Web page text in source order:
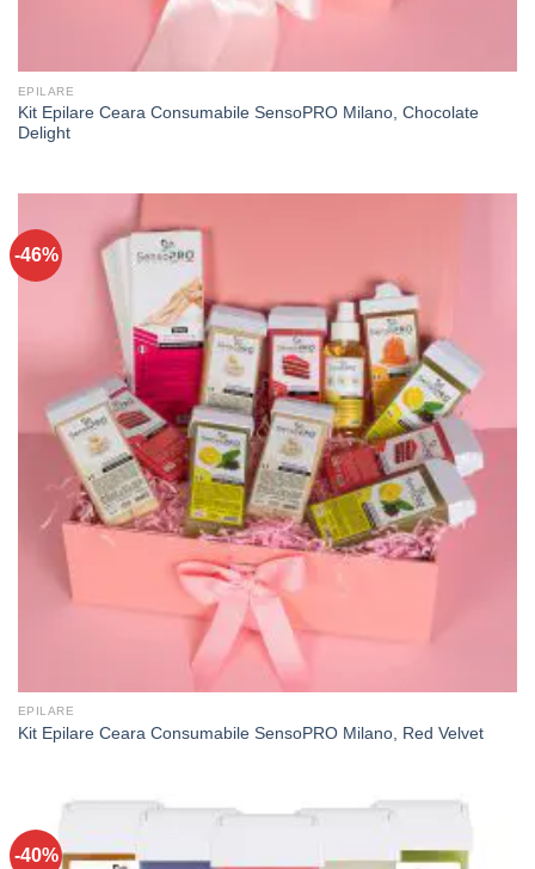
EPILARE
Kit Epilare Ceara Consumabile SensoPRO Milano, Chocolate
Delight
-46%
EPILARE
Kit Epilare Ceara Consumabile SensoPRO Milano, Red Velvet
-40%